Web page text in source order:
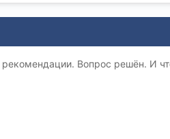
Вопрос решён. И